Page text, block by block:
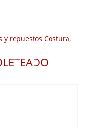
y repuestos Costura,